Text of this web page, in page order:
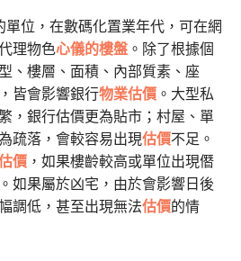
單位，在數碼化置業年代，可在網
理物色心儀的樓盤。除了根據個
、樓層、面積、內部質素、座
皆會影響銀行物業估價。大型私
，銀行估價更為貼市；村屋、單
疏落，會較容易出現估價不足。
價，如果樓齡較高或單位出現僭
如果屬於凶宅，由於會影響日後
調低，甚至出現無法估價的情